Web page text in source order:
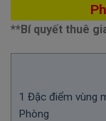
**Bí quyết thuê
1 Đặc điểm vùng
Phòng